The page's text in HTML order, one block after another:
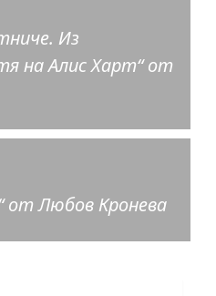
Из
на Алис Харт“ от
от Любов Кронева